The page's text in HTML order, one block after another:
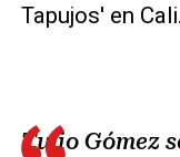
Tapujos' en Cali.
Tulio Gómez